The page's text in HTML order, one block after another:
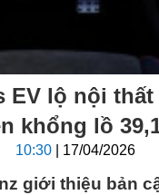
EV lộ nội
khổng lồ
10:30 | 17/04/2026
giới thiệu bản